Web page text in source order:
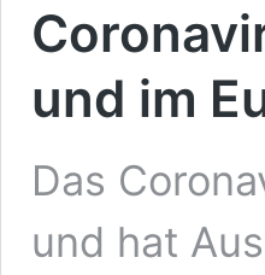
und im
Das
und hat